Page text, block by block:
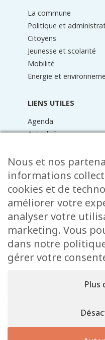
La commune
Politique et
Citoyens
Jeunesse et scolarité
Mobilité
Energie et
LIENS UTILES
Agenda
Actualités
Raider online
Formulaires
Faq
Contact
CONTACT
15 Rue de l’École
L-8353 Garnich
38 00 19 1
Mentions
Nous et nos
informations
cookies et de
améliorer votre
analyser votre
marketing. Vous
dans notre
gérer votre
Plus